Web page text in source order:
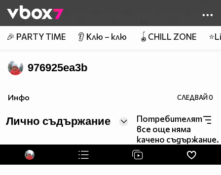
👾
🎉 PARTY TIME 👂 Клю – клю 🪀CHILL ZONE
976925ea3b
Инфо СЛЕДВАЙ0
Лично съдържание
Потребителят
все още няма
качено съдържание.